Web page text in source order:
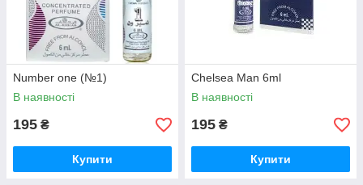
Number one (№1)
В наявності
195 ₴
Купити
Chelsea Man 6ml
В наявності
195 ₴
Купити